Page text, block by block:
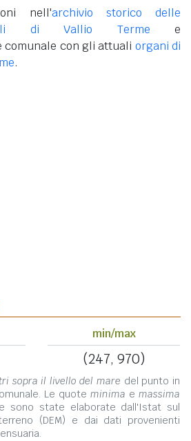
nell'archivio storico delle
di Vallio Terme e
comunale con gli attuali organi di
.
min/max
(247, 970)
sopra il livello del mare del punto in
Le quote minima e massima
sono state elaborate dall'Istat sul
(DEM) e dai dati provenienti